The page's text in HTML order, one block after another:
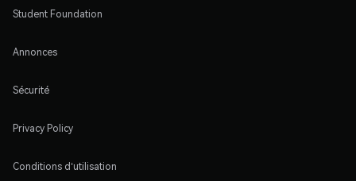
Student Foundation
Annonces
Sécurité
Privacy Policy
Conditions d'utilisation